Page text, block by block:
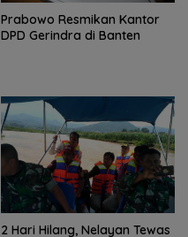
Prabowo Resmikan Kantor
DPD Gerindra di Banten
2 Hari Hilang, Nelayan Tewas